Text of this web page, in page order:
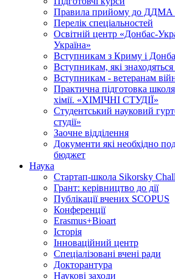
Правила прийому до ДДМА
Перелік спеціальностей
Освітній центр «Донбас-
Україна»
Вступникам з Криму і
Вступникам, які
Вступникам - ветеранам
Практична підготовка
хімії. «ХІМІЧНІ СТУДІЇ»
Студентський науковий
студії»
Заочне відділення
Документи які необхідно
бюджет
Наука
Стартап-школа Sikorsky
Грант: керівництво до дії
Публікації вчених SCOPUS
Конференції
Erasmus+Bioart
Історія
Інноваційний центр
Спеціалізовані вчені ради
Докторантура
Наукові заходи